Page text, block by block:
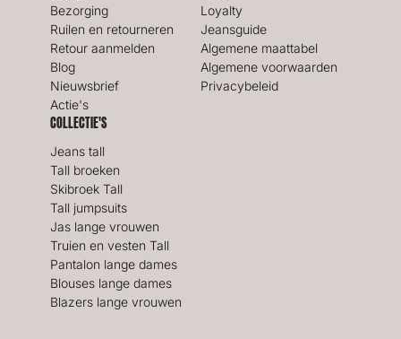
Bezorging
Ruilen en retourneren
Retour aanmelden
Blog
Nieuwsbrief
Actie's
Loyalty
Jeansguide
Algemene maattabel
Algemene voorwaarden
Privacybeleid
COLLECTIE'S
Jeans tall
Tall broeken
Skibroek Tall
Tall jumpsuits
Jas lange vrouwen
Truien en vesten Tall
Pantalon lange dames
Blouses lange dames
Blazers lange vrouwen